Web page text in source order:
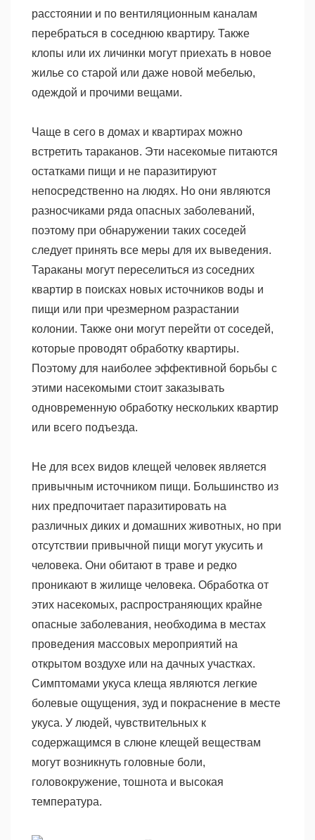
расстоянии и по вентиляционным каналам
перебраться в соседнюю квартиру. Также
клопы или их личинки могут приехать в новое
жилье со старой или даже новой мебелью,
одеждой и прочими вещами.
Чаще в сего в домах и квартирах можно
встретить тараканов. Эти насекомые питаются
остатками пищи и не паразитируют
непосредственно на людях. Но они являются
разносчиками ряда опасных заболеваний,
поэтому при обнаружении таких соседей
следует принять все меры для их выведения.
Тараканы могут переселиться из соседних
квартир в поисках новых источников воды и
пищи или при чрезмерном разрастании
колонии. Также они могут перейти от соседей,
которые проводят обработку квартиры.
Поэтому для наиболее эффективной борьбы с
этими насекомыми стоит заказывать
одновременную обработку нескольких квартир
или всего подъезда.
Не для всех видов клещей человек является
привычным источником пищи. Большинство из
них предпочитает паразитировать на
различных диких и домашних животных, но при
отсутствии привычной пищи могут укусить и
человека. Они обитают в траве и редко
проникают в жилище человека. Обработка от
этих насекомых, распространяющих крайне
опасные заболевания, необходима в местах
проведения массовых мероприятий на
открытом воздухе или на дачных участках.
Симптомами укуса клеща являются легкие
болевые ощущения, зуд и покраснение в месте
укуса. У людей, чувствительных к
содержащимся в слюне клещей веществам
могут возникнуть головные боли,
головокружение, тошнота и высокая
температура.